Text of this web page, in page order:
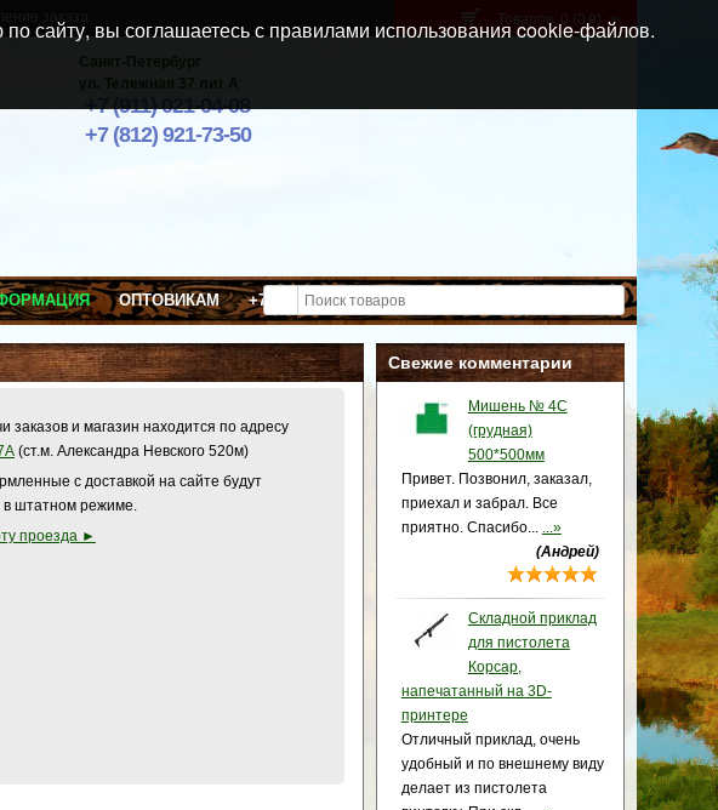
Санкт-Петербург
ул. Тележная 37 лит А
+7 (911) 021-04-08
+7 (812) 921-73-50
Товаров: 0 (0 p )
ОПТОВИКАМ +7 (911) 021-04-08
Свежие комментарии
Мишень № 4С
(грудная)
500*500мм
Привет. Позвонил, заказал,
приехал и забрал. Все
приятно. Спасибо... ...»
(Андрей)
Складной приклад
для пистолета
Корсар,
напечатанный на 3D-
принтере
Отличный приклад, очень
удобный и по внешнему виду
делает из пистолета
заказов и магазин находится по адресу
(ст.м. Александра Невского 520м)
с доставкой на сайте будут
в штатном режиме.
проезда ►
сайту, вы соглашаетесь с правилами использования cookie-файлов.